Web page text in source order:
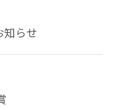
知らせ